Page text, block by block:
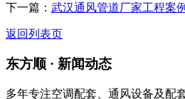
下一篇： 武汉通风管道厂家工程案例
返回列表页
东方顺 · 新闻动态
多年专注空调配套、通风设备及配